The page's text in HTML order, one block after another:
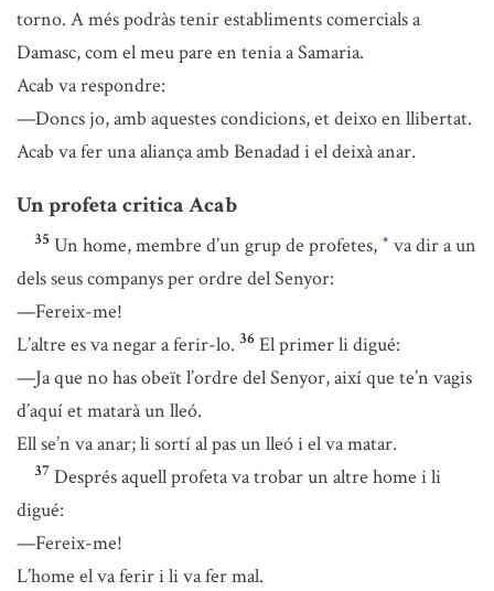
torno. A més podràs tenir establiments comercials a
Damasc, com el meu pare en tenia a Samaria.
Acab va respondre:
—Doncs jo, amb aquestes condicions, et deixo en llibertat.
Acab va fer una aliança amb Benadad i el deixà anar.
Un profeta critica Acab
35 Un home, membre d’un grup de profetes, * va dir a un
dels seus companys per ordre del Senyor:
—Fereix-me!
L’altre es va negar a ferir-lo. 36 El primer li digué:
—Ja que no has obeït l’ordre del Senyor, així que te’n vagis
d’aquí et matarà un lleó.
Ell se’n va anar; li sortí al pas un lleó i el va matar.
37 Després aquell profeta va trobar un altre home i li
digué:
—Fereix-me!
L’home el va ferir i li va fer mal.